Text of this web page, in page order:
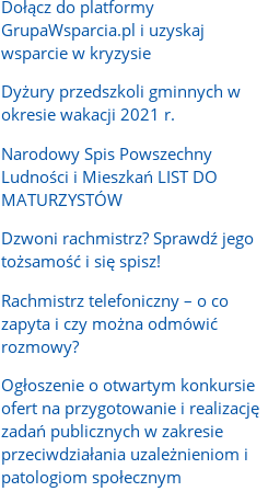
Dołącz do platformy
GrupaWsparcia.pl i uzyskaj
wsparcie w kryzysie
Dyżury przedszkoli gminnych w
okresie wakacji 2021 r.
Narodowy Spis Powszechny
Ludności i Mieszkań LIST DO
MATURZYSTÓW
Dzwoni rachmistrz? Sprawdź jego
tożsamość i się spisz!
Rachmistrz telefoniczny – o co
zapyta i czy można odmówić
rozmowy?
Ogłoszenie o otwartym konkursie
ofert na przygotowanie i realizację
zadań publicznych w zakresie
przeciwdziałania uzależnieniom i
patologiom społecznym